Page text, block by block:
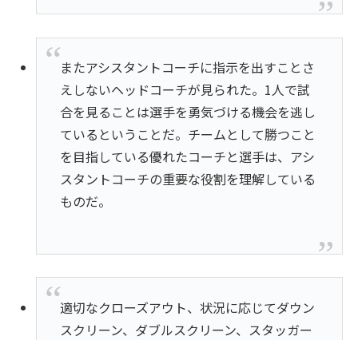
またアシスタントコーチに指示を出すことさ
えしないヘッドコーチが見られた。1人で試
合を見ることは選手を勇気づける機会を逃し
ているということだ。チームとして勝つこと
を目指している優れたコーチと選手は、アシ
スタントコーチの重要な役割を理解している
ものだ。
適切なクローズアウト、状況に応じてダウン
スクリーン、ダブルスクリーン、スタッガー